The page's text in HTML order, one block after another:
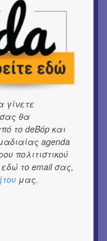
την ήττα ενός
με
Open Air Film
γίνετε
σας θα
το deBόp και
agenda
πολιτιστικού
το email σας,
μας.